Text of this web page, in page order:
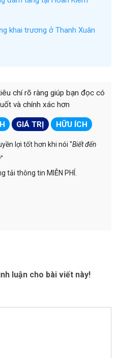
khai trương ở Thanh Xuân
chí rõ ràng giúp bạn đọc có
và chính xác hơn
GIÁ TRỊ HỮU ÍCH
lợi tốt hơn khi nói "Biết đến
"
tải thông tin MIỄN PHÍ.
luận cho bài viết này!